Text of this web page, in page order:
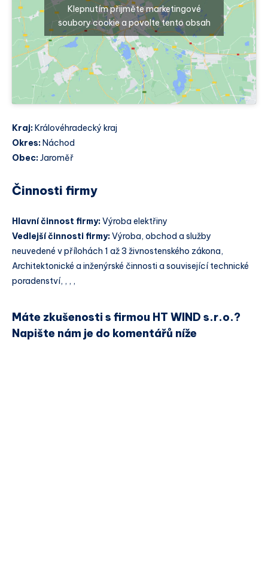
Klepnutím přijměte marketingové
soubory cookie a povolte tento obsah
Kraj: Královéhradecký kraj
Okres: Náchod
Obec:Jaroměř
Činnosti firmy
Hlavní činnost firmy:Výroba elektřiny
Vedlejší činnosti firmy:Výroba, obchod a služby
neuvedené v přílohách 1 až 3 živnostenského zákona,
Architektonické a inženýrské činnosti a související technické
poradenství, , , ,
Máte zkušenosti s firmou HT WIND s.r.o.?
Napište nám je do komentářů níže